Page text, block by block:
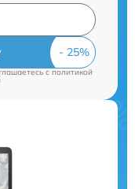
cполитикой